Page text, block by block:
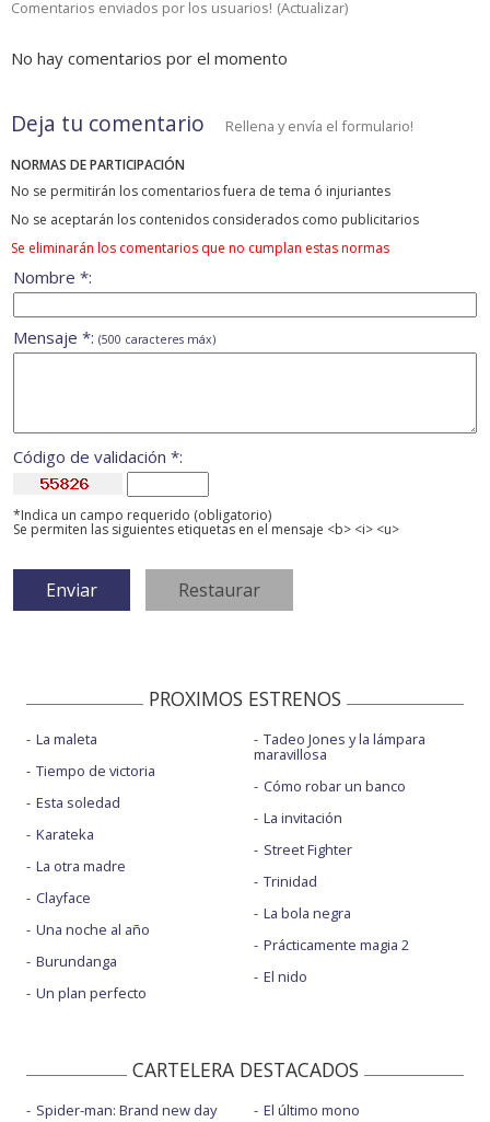
Comentarios enviados por los usuarios! (Actualizar)
No hay comentarios por el momento
Deja tu comentario Rellena y envía el formulario!
NORMAS DE PARTICIPACIÓN
No se permitirán los comentarios fuera de tema ó injuriantes
No se aceptarán los contenidos considerados como publicitarios
Se eliminarán los comentarios que no cumplan estas normas
Nombre *:
Mensaje *: (500 caracteres máx)
Código de validación *:
*Indica un campo requerido (obligatorio)
Se permiten las siguientes etiquetas en el mensaje <b> <i> <u>
PROXIMOS ESTRENOS
La maleta
Tiempo de victoria
Esta soledad
Karateka
La otra madre
Clayface
Una noche al año
Burundanga
Un plan perfecto
Tadeo Jones y la lámpara
maravillosa
Cómo robar un banco
La invitación
Street Fighter
Trinidad
La bola negra
Prácticamente magia 2
El nido
CARTELERA DESTACADOS
Spider-man: Brand new day
El último mono